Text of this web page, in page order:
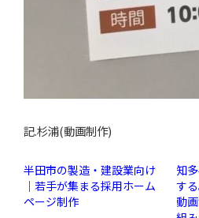
記.杉浦(動画制作)
半田市の製造・建設業向け
｜若手が集まる採用ホーム
ページ制作
知
す
動